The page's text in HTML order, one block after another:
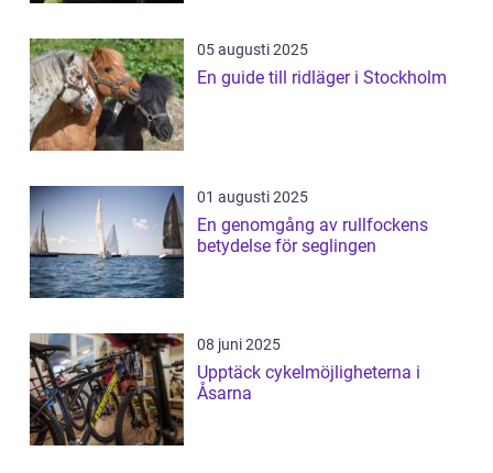
05 augusti 2025
En guide till ridläger i Stockholm
01 augusti 2025
En genomgång av rullfockens
betydelse för seglingen
08 juni 2025
Upptäck cykelmöjligheterna i
Åsarna